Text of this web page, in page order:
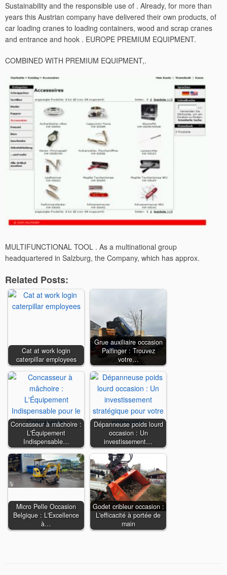
Sustainability and the responsible use of . Already, for more than
years this Austrian company have delivered their own products, of
car loading cranes to loading containers, wood and scrap cranes
and entrance and hook . EUROPE PREMIUM EQUIPMENT.
COMBINED WITH PREMIUM EQUIPMENT,.
MULTIFUNCTIONAL TOOL . As a multinational group
headquartered in Salzburg, the Company, which has approx.
Related Posts:
Cat at work login
caterpillar employees
Grue auxiliaire occasion
Palfinger : Trouvez
votre…
Concasseur à mâchoire :
L'Équipement
Indispensable…
Dépanneuse poids lourd
occasion : Un
investissement…
Micro Pelle Occasion
Belgique : L'Excellence
à…
Godet cribleur occasion :
L'efficacité à portée de
main